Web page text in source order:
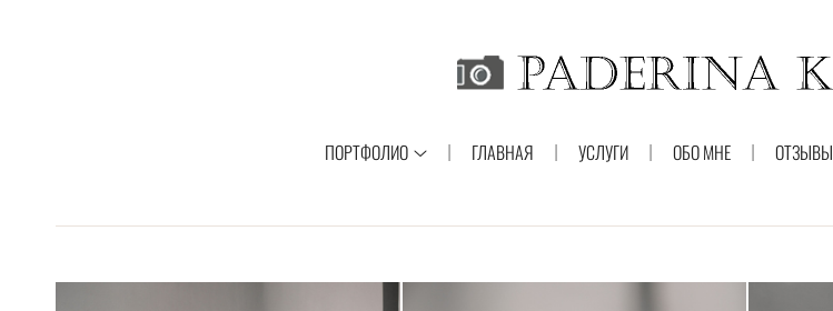
ПОРТФОЛИО ГЛАВНАЯ УСЛУГИ ОБО МНЕ ОТЗЫВЫ